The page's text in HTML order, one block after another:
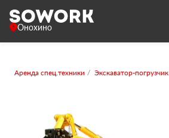
Онохино
Аренда спец.техники Экскаватор-погрузчик